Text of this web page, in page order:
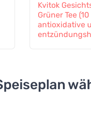
Kvitok
Grüner Tee
antioxidative